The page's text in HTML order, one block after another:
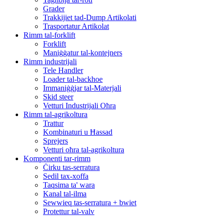
Grader
Trakkijiet tad-Dump Artikolati
Trasportatur Artikolat
Rimm tal-forklift
Forklift
Maniġġatur tal-kontejners
Rimm industrijali
Tele Handler
Loader tal-backhoe
Immaniġġjar tal-Materjali
Skid steer
Vetturi Industrijali Oħra
Rimm tal-agrikoltura
Trattur
Kombinaturi u Ħassad
Sprejers
Vetturi oħra tal-agrikoltura
Komponenti tar-rimm
Ċirku tas-serratura
Sedil tax-xoffa
Taqsima ta' wara
Kanal tal-ilma
Sewwieq tas-serratura + bwiet
Protettur tal-valv